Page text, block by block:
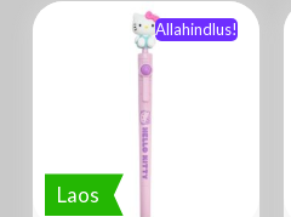
Laos
Allahindlus!